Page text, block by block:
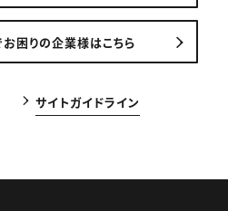
お困りの企業様はこちら
サイトガイドライン